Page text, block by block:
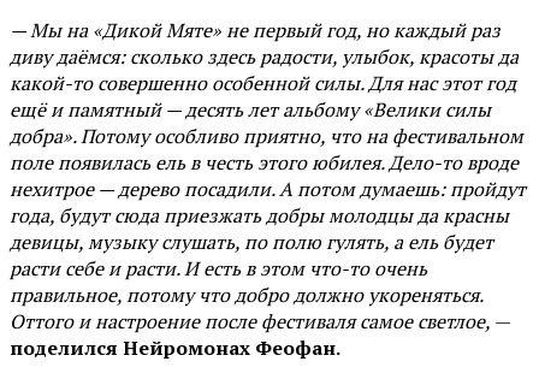
— Мы на «Дикой Мяте» не первый год, но каждый раз
диву даёмся: сколько здесь радости, улыбок, красоты да
какой-то совершенно особенной силы. Для нас этот год
ещё и памятный — десять лет альбому «Велики силы
добра». Потому особливо приятно, что на фестивальном
поле появилась ель в честь этого юбилея. Дело-то вроде
нехитрое — дерево посадили. А потом думаешь: пройдут
года, будут сюда приезжать добры молодцы да красны
девицы, музыку слушать, по полю гулять, а ель будет
расти себе и расти. И есть в этом что-то очень
правильное, потому что добро должно укореняться.
Оттого и настроение после фестиваля самое светлое, —
поделился Нейромонах Феофан.